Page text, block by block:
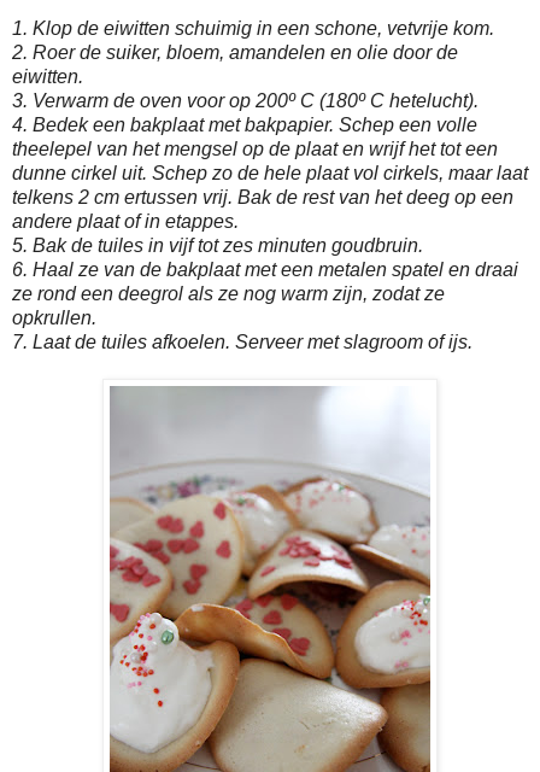
1. Klop de eiwitten schuimig in een schone, vetvrije kom.
2. Roer de suiker, bloem, amandelen en olie door de
eiwitten.
3. Verwarm de oven voor op 200º C (180º C hetelucht).
4. Bedek een bakplaat met bakpapier. Schep een volle
theelepel van het mengsel op de plaat en wrijf het tot een
dunne cirkel uit. Schep zo de hele plaat vol cirkels, maar laat
telkens 2 cm ertussen vrij. Bak de rest van het deeg op een
andere plaat of in etappes.
5. Bak de tuiles in vijf tot zes minuten goudbruin.
6. Haal ze van de bakplaat met een metalen spatel en draai
ze rond een deegrol als ze nog warm zijn, zodat ze
opkrullen.
7. Laat de tuiles afkoelen. Serveer met slagroom of ijs.